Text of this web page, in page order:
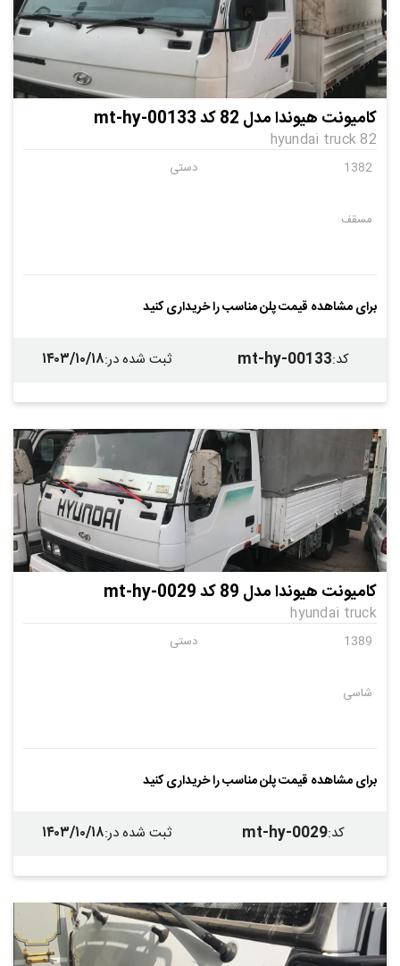
کامیونت هیوندا مدل 82 کد mt-hy-00133
hyundai truck 82
1382 دستی
مسقف
برای مشاهده قیمت پلن مناسب را خریداری کنید
کد:
mt-hy-00133 ثبت شده در:۱۴۰۳/۱۰/۱۸
کامیونت هیوندا مدل 89 کد mt-hy-0029
hyundai truck
1389 دستی
شاسی
برای مشاهده قیمت پلن مناسب را خریداری کنید
کد:
mt-hy-0029 ثبت شده در:۱۴۰۳/۱۰/۱۸